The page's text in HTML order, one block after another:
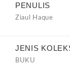
PENULIS
Ziaul Haque
JENIS
BUKU